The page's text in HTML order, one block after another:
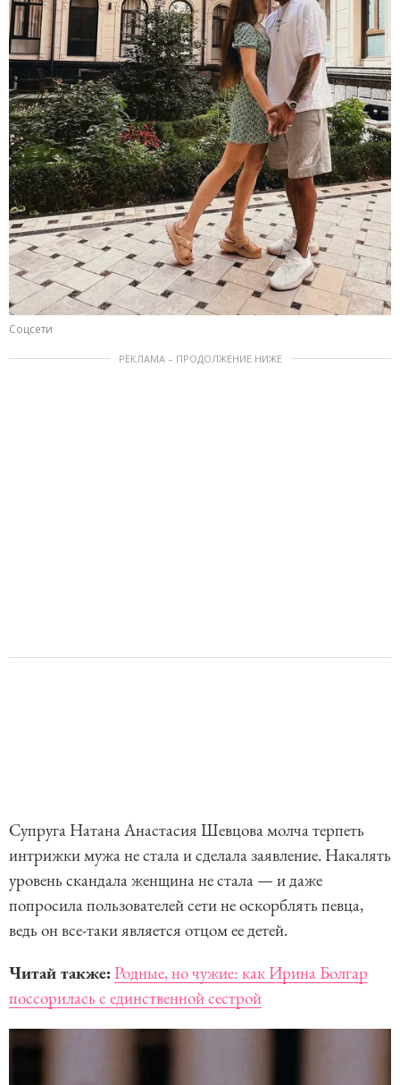
Соцсети
РЕКЛАМА – ПРОДОЛЖЕНИЕ НИЖЕ
Супруга Натана Анастасия Шевцова молча терпеть
интрижки мужа не стала и сделала заявление. Накалять
уровень скандала женщина не стала — и даже
попросила пользователей сети не оскорблять певца,
ведь он все-таки является отцом ее детей.
Читай также: Родные, но чужие: как Ирина Болгар
поссорилась с единственной сестрой